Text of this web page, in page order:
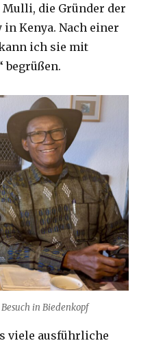
die Gründer der
Kenya. Nach einer
ich sie mit
begrüßen.
in Biedenkopf
viele ausführliche